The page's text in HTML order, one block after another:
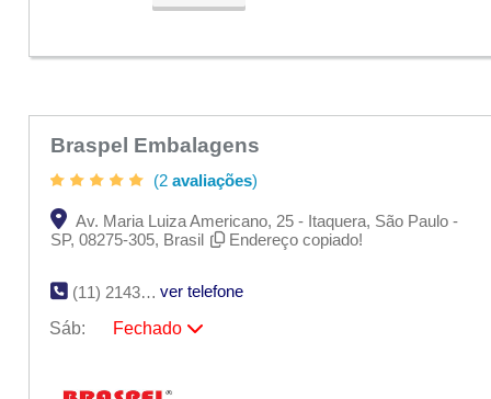
Braspel Embalagens
(2 avaliações)
Av. Maria Luiza Americano, 25 - Itaquera, São Paulo -
SP, 08275-305, Brasil
Endereço copiado!
(11) 2143-0111
ver telefone
Sáb:
Fechado